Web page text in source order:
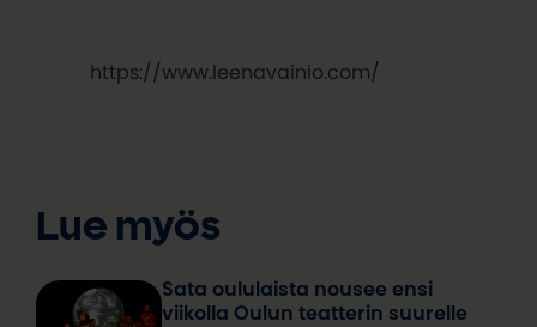
https://www.leenavainio.com/
Lue myös
Sata oululaista nousee ensi
viikolla Oulun teatterin suurelle